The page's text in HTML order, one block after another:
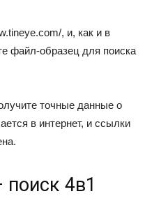
, и, как и в
файл-образец для поиска
точные данные о
в интернет, и ссылки
поиск 4в1